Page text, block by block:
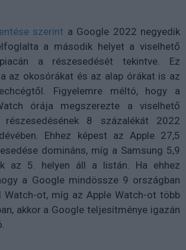
szerint a Google 2022 negyedik
a második helyet a viselhető
a részesedését tekintve. Ez
az okosórákat és az alap órákat is az
Figyelemre méltó, hogy a
órája megszerezte a viselhető
8 százalékát 2022
Ehhez képest az Apple 27,5
domináns, míg a Samsung 5,9
az 5. helyen áll a listán. Ha ehhez
a Google mindössze 9 országban
Watch-ot, míg az Apple Watch-ot több
akkor a Google teljesítménye igazán